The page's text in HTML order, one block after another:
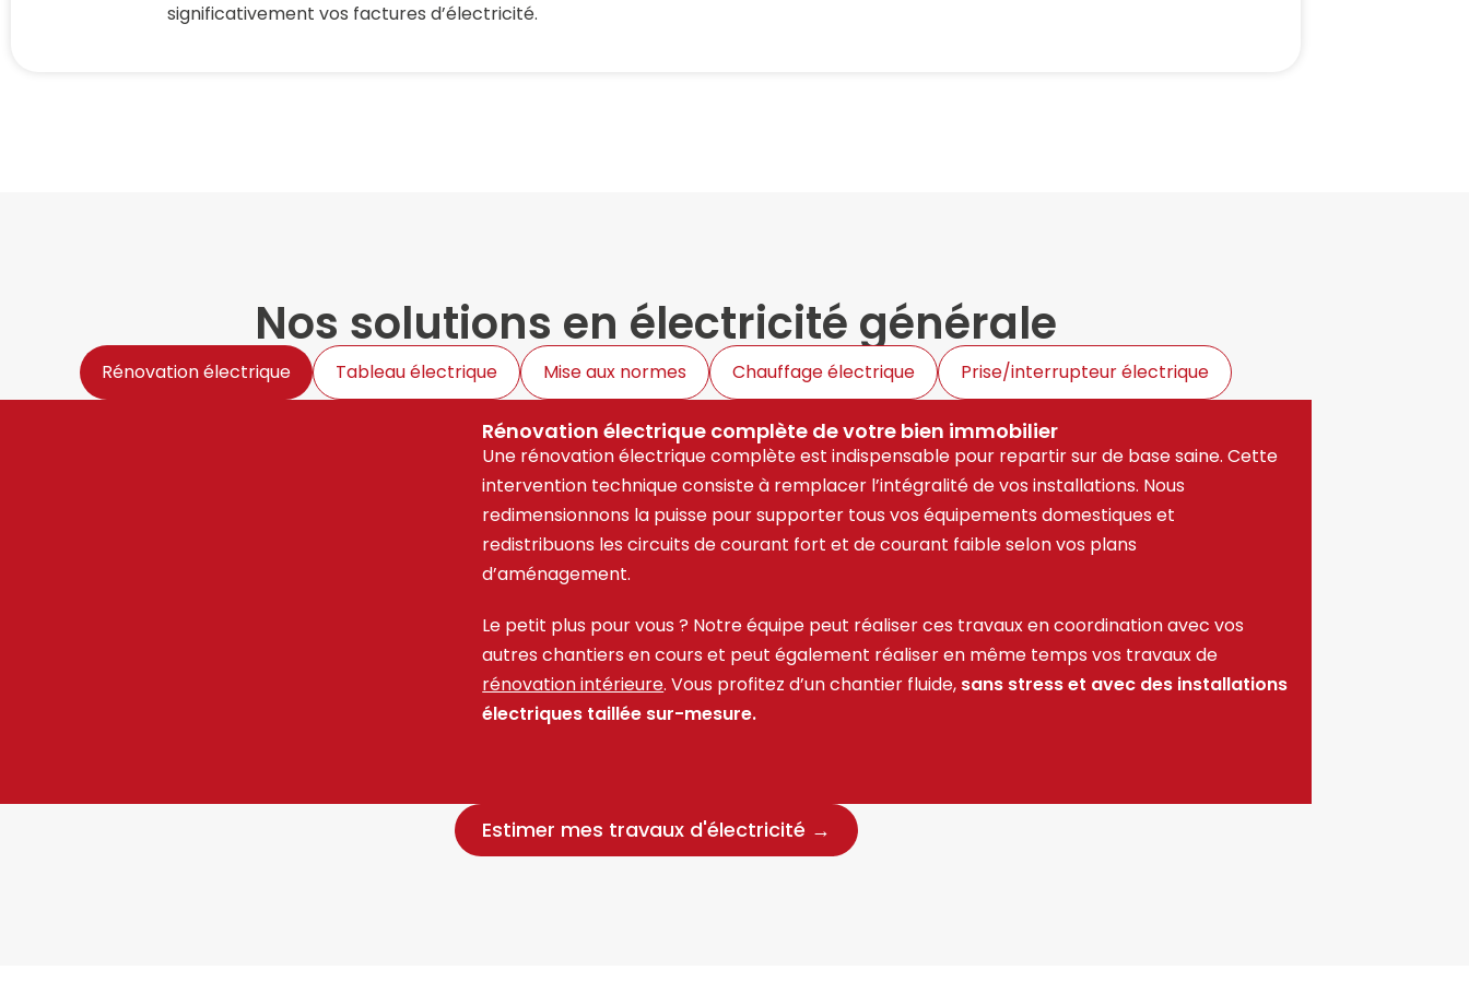
significativement vos factures d’électricité.
Nos solutions en électricité générale
Rénovation électrique Tableau électrique Mise aux normes Chauffage électrique Prise/interrupteur électrique
Rénovation électrique complète de votre bien immobilier
Une rénovation électrique complète est indispensable pour repartir sur de base saine. Cette
intervention technique consiste à remplacer l’intégralité de vos installations. Nous
redimensionnons la puisse pour supporter tous vos équipements domestiques et
redistribuons les circuits de courant fort et de courant faible selon vos plans
d’aménagement.
Le petit plus pour vous ? Notre équipe peut réaliser ces travaux en coordination avec vos
autres chantiers en cours et peut également réaliser en même temps vos travaux de
rénovation intérieure. Vous profitez d’un chantier fluide, sans stress et avec des installations
électriques taillée sur-mesure.
Estimer mes travaux d'électricité →